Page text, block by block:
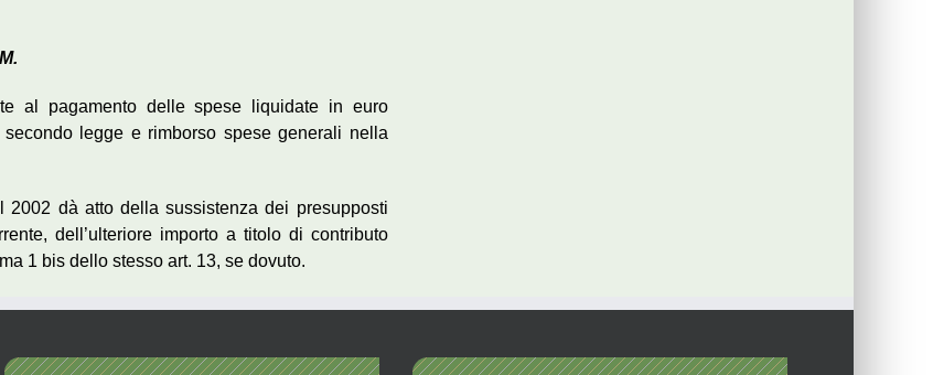
al pagamento delle spese liquidate in euro
legge e rimborso spese generali nella
2002 dà atto della sussistenza dei presupposti
dell’ulteriore importo a titolo di contributo
1 bis dello stesso art. 13, se dovuto.